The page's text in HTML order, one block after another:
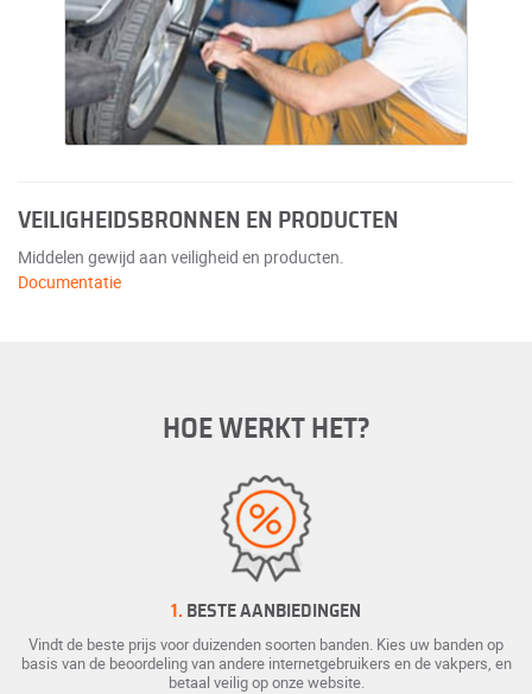
VEILIGHEIDSBRONNEN EN PRODUCTEN
Middelen gewijd aan veiligheid en producten.
Documentatie
HOE WERKT HET?
1. BESTE AANBIEDINGEN
Vindt de beste prijs voor duizenden soorten banden. Kies uw banden op
basis van de beoordeling van andere internetgebruikers en de vakpers, en
betaal veilig op onze website.